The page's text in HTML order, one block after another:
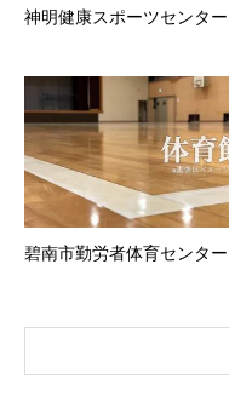
神明健康スポーツセンター
碧南市勤労者体育センター